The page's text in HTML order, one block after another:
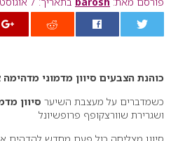
כוהנת הצבעים סיוון מדמוני מדהימה
כשמדברים על מעצבת השיער סיוון
ושגרירת שוורצקופף פרופשיונל